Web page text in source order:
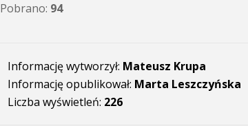
Pobrano: 94
Informację wytworzył: Mateusz Krupa
Informację opublikował: Marta Leszczyńska
Liczba wyświetleń: 226